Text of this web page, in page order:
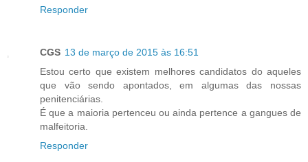
Responder
CGS 13 de março de 2015 às 16:51
Estou certo que existem melhores candidatos do aqueles
que vão sendo apontados, em algumas das nossas
penitenciárias.
É que a maioria pertenceu ou ainda pertence a gangues de
malfeitoria.
Responder